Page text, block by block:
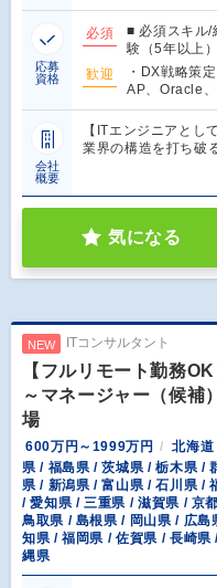
応募
資格
必須
■ 必須スキル/
験（5年以
歓迎
・DX戦略策
AP、Oracle
会社
概要
【ITエンジニアとし
業界の構造を打ち破
気になる
NEW ITコンサルタント
【フルリモート勤務
～マネージャー（候
場
600万円～1999万円
北海
県 / 福島県 / 茨城県 / 栃木県 /
県 / 新潟県 / 富山県 / 石川県 /
/ 愛知県 / 三重県 / 滋賀県 / 京
鳥取県 / 島根県 / 岡山県 / 広
知県 / 福岡県 / 佐賀県 / 長崎
縄県